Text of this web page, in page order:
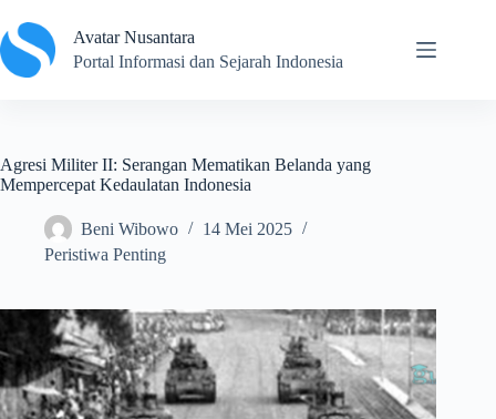
to
content
Avatar Nusantara
Portal Informasi dan Sejarah Indonesia
Agresi Militer II: Serangan Mematikan Belanda yang
Mempercepat Kedaulatan Indonesia
Beni Wibowo
14 Mei 2025
Peristiwa Penting